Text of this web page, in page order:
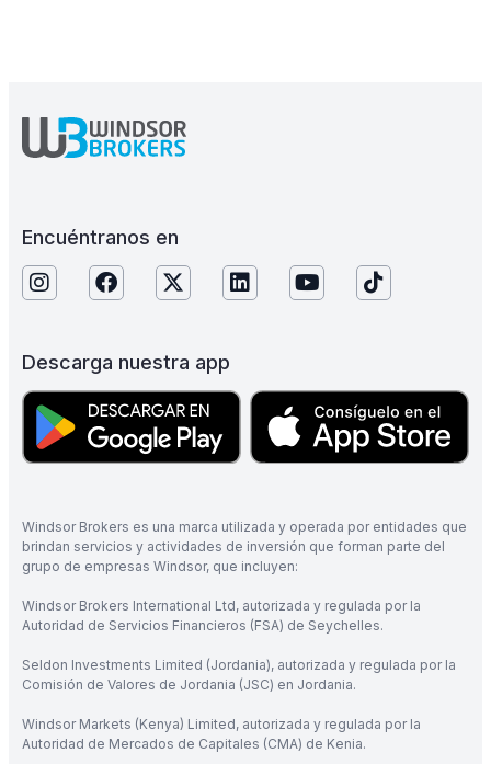
Encuéntranos en
Descarga nuestra app
Windsor Brokers es una marca utilizada y operada por entidades que
brindan servicios y actividades de inversión que forman parte del
grupo de empresas Windsor, que incluyen:
Windsor Brokers International Ltd, autorizada y regulada por la
Autoridad de Servicios Financieros (FSA) de Seychelles.
Seldon Investments Limited (Jordania), autorizada y regulada por la
Comisión de Valores de Jordania (JSC) en Jordania.
Windsor Markets (Kenya) Limited, autorizada y regulada por la
Autoridad de Mercados de Capitales (CMA) de Kenia.